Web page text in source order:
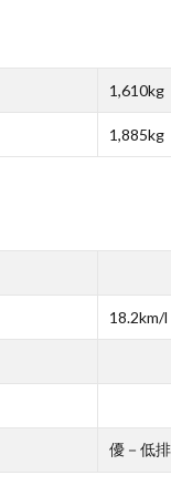
1,610kg
1,885kg
18.2km/l
優－低